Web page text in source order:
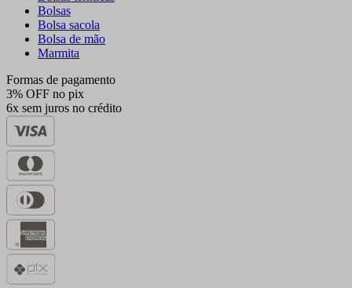
Bolsas
Bolsa sacola
Bolsa de mão
Marmita
Formas de pagamento
3% OFF no pix
6x sem juros no crédito